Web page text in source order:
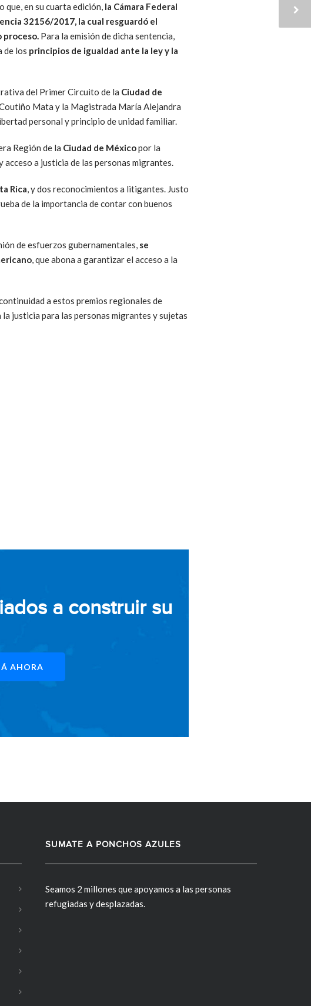
que, en su cuarta edición, la Cámara Federal
32156/2017, la cual resguardó el
proceso. Para la emisión de dicha sentencia,
de los principios de igualdad ante la ley y la
del Primer Circuito de la Ciudad de
Mata y la Magistrada María Alejandra
personal y principio de unidad familiar.
Región de la Ciudad de Méxicopor la
a justicia de las personas migrantes.
Rica, y dos reconocimientos a litigantes. Justo
de la importancia de contar con buenos
de esfuerzos gubernamentales, se
, que abona a garantizar el acceso a la
a estos premios regionales de
justicia para las personas migrantes y sujetas
a construir su
AHORA
SUMATE A PONCHOS AZULES
Seamos 2 millones que apoyamos a las personas
refugiadas y desplazadas.